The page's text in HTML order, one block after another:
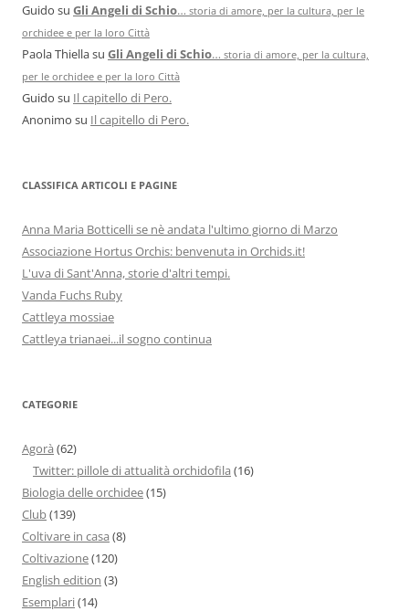
Guido su Gli Angeli di Schio… storia di amore, per la cultura, per le
orchidee e per la loro Città
Paola Thiellasu Gli Angeli di Schio… storia di amore, per la cultura,
per le orchidee e per la loro Città
Guido su Il capitello di Pero.
Anonimo su Il capitello di Pero.
CLASSIFICA ARTICOLI E PAGINE
Anna Maria Botticelli se nè andata l'ultimo giorno di Marzo
Associazione Hortus Orchis: benvenuta in Orchids.it!
L'uva di Sant'Anna, storie d'altri tempi.
Vanda Fuchs Ruby
Cattleya mossiae
Cattleya trianaei...il sogno continua
CATEGORIE
Agorà (62)
Twitter: pillole di attualità orchidofila (16)
Biologia delle orchidee(15)
Club(139)
Coltivare in casa (8)
Coltivazione(120)
English edition (3)
Esemplari(14)